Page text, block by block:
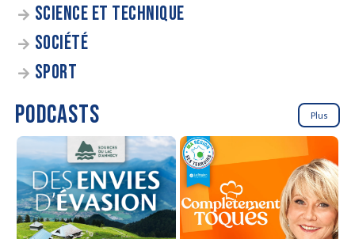
SCIENCE ET TECHNIQUE
SOCIÉTÉ
SPORT
PODCASTS Plus